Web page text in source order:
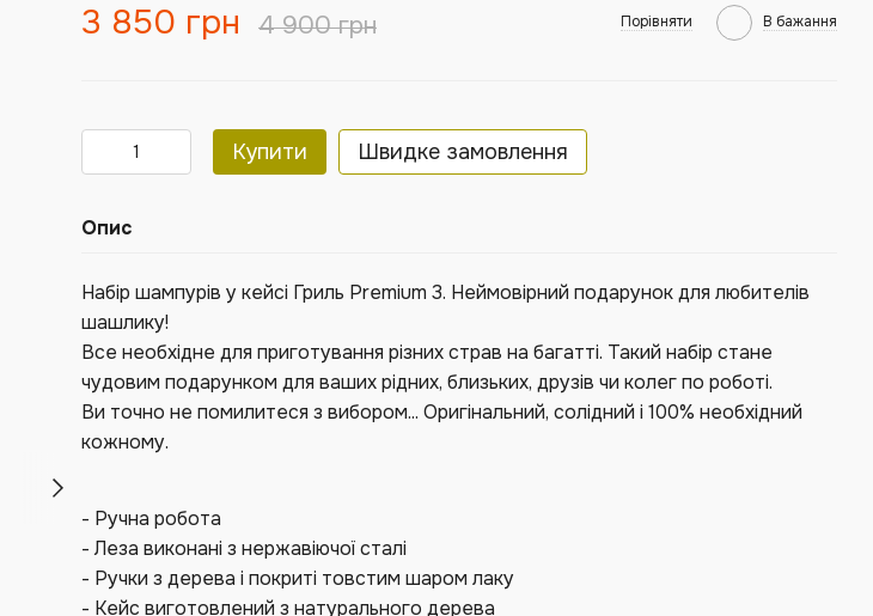
3 850 грн 4 900 грн Порівняти В бажання
Купити Швидке замовлення
Опис
Набір шампурів у кейсі Гриль Premium 3. Неймовірний подарунок для любителів
шашлику!
Все необхідне для приготування різних страв на багатті. Такий набір стане
чудовим подарунком для ваших рідних, близьких, друзів чи колег по роботі.
Ви точно не помилитеся з вибором... Оригінальний, солідний і 100% необхідний
кожному.
- Ручна робота
- Леза виконані з нержавіючої сталі
- Ручки з дерева і покриті товстим шаром лаку
- Кейс виготовлений з натурального дерева